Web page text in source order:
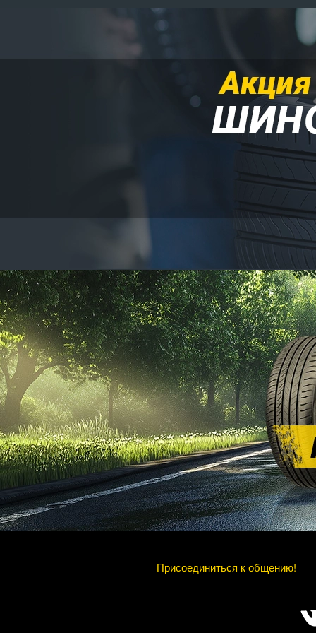
Присоединиться к общению!